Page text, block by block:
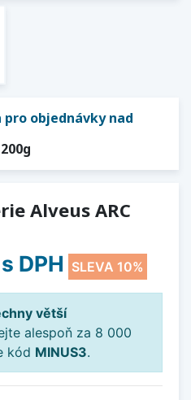
pro objednávky nad
Alveus ARC
s DPH SLEVA 10%
větší
alespoň za 8 000
kód MINUS3.